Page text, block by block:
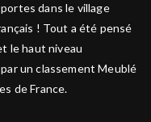
dans le village
! Tout a été pensé
le haut niveau
un classement Meublé
de France.